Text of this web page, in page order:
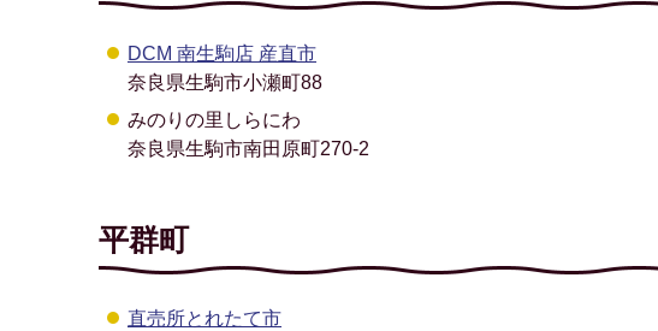
DCM 南生駒店 産直市
奈良県生駒市小瀬町88
みのりの里しらにわ
奈良県生駒市南田原町270-2
平群町
直売所とれたて市